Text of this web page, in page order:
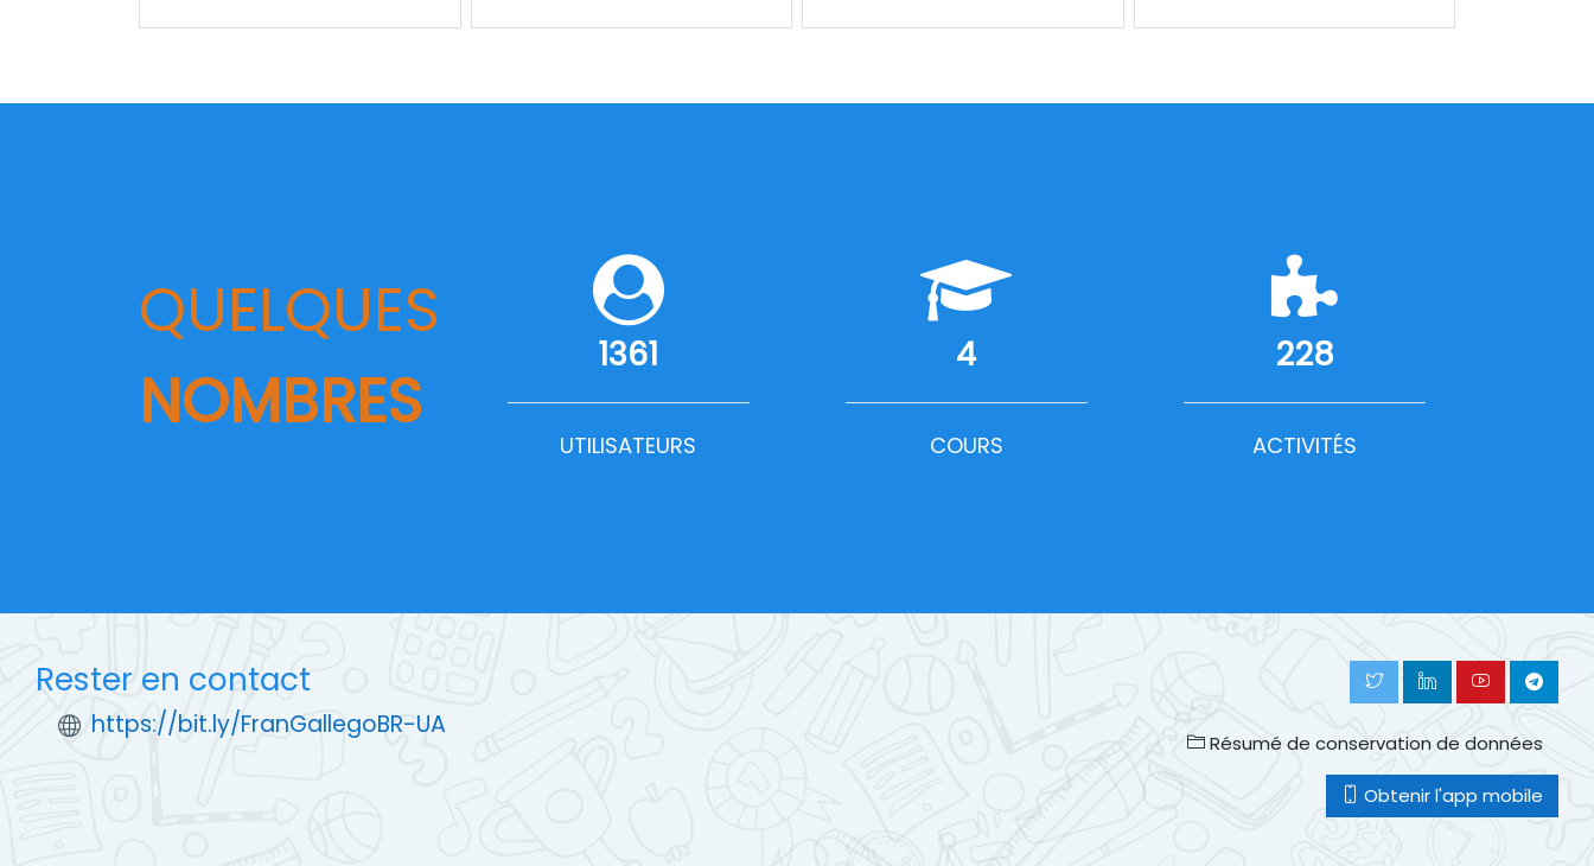
QUELQUES
NOMBRES
1361
UTILISATEURS
4
COURS
228
ACTIVITÉS
Rester en contact
https://bit.ly/FranGallegoBR-UA
Résumé de conservation de données
Obtenir l'app mobile